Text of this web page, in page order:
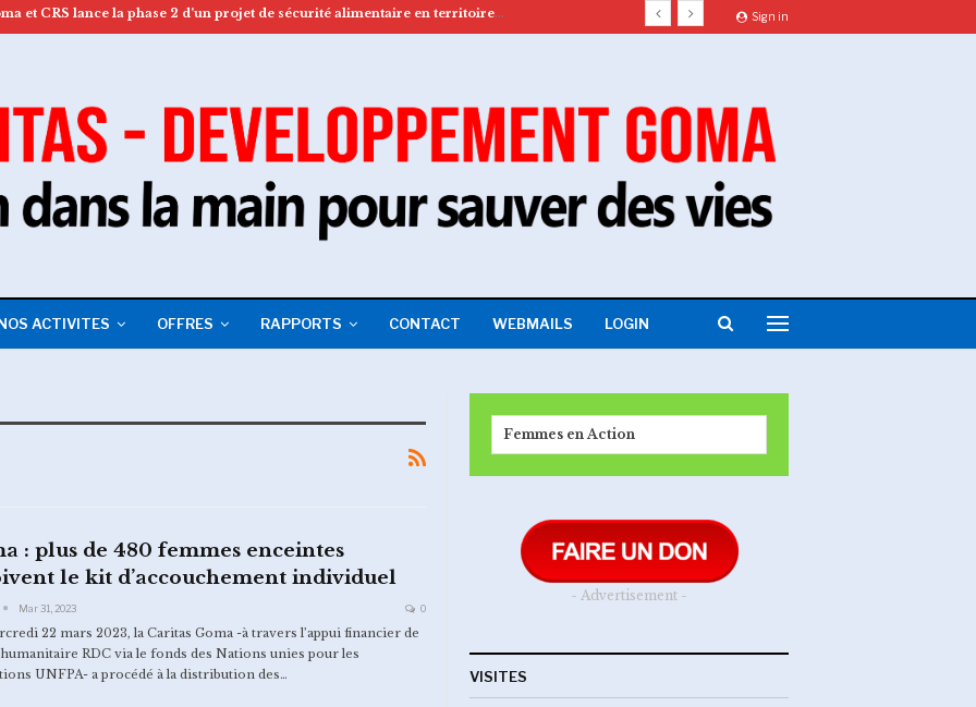
Sign in
Le Tandem Caritas Goma et CRS lance la phase 2 d’un projet de sécurité alimentaire en territoire de Rutshuru.
ACTIVITES OFFRES RAPPORTS CONTACT WEBMAILS LOGIN
: plus de 480 femmes enceintes
le kit d’accouchement individuel
Mar 31, 2023 0
22 mars 2023, la Caritas Goma -à travers l’appui financier de
RDC via le fonds des Nations unies pour les
UNFPA- a procédé à la distribution des…
Femmes en Action
- Advertisement -
VISITES